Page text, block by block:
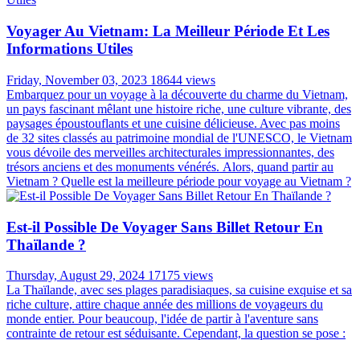
Voyager Au Vietnam: La Meilleur Période Et Les
Informations Utiles
Friday, November 03, 2023 18644 views
Embarquez pour un voyage à la découverte du charme du Vietnam,
un pays fascinant mêlant une histoire riche, une culture vibrante, des
paysages époustouflants et une cuisine délicieuse. Avec pas moins
de 32 sites classés au patrimoine mondial de l'UNESCO, le Vietnam
vous dévoile des merveilles architecturales impressionnantes, des
trésors anciens et des monuments vénérés. Alors, quand partir au
Vietnam ? Quelle est la meilleure période pour voyage au Vietnam ?
Est-il Possible De Voyager Sans Billet Retour En
Thaïlande ?
Thursday, August 29, 2024 17175 views
La Thaïlande, avec ses plages paradisiaques, sa cuisine exquise et sa
riche culture, attire chaque année des millions de voyageurs du
monde entier. Pour beaucoup, l'idée de partir à l'aventure sans
contrainte de retour est séduisante. Cependant, la question se pose :